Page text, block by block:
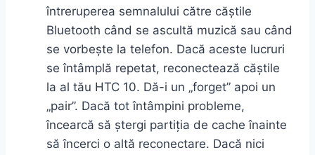
întreruperea semnalului către căștile
Bluetooth când se ascultă muzică sau când
se vorbește la telefon. Dacă aceste lucruri
se întâmplă repetat, reconectează căștile
la al tău HTC 10. Dă-i un „forget” apoi un
„pair”. Dacă tot întâmpini probleme,
încearcă să ștergi partiția de cache înainte
să încerci o altă reconectare. Dacă nici